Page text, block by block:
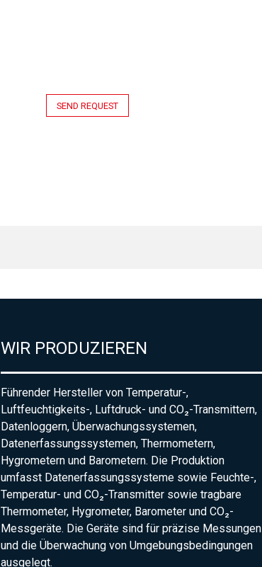
SEND REQUEST
WIR PRODUZIEREN
Führender Hersteller von Temperatur-,
Luftfeuchtigkeits-, Luftdruck- und CO₂-Transmittern,
Datenloggern, Überwachungssystemen,
Datenerfassungssystemen, Thermometern,
Hygrometern und Barometern. Die Produktion
umfasst Datenerfassungssysteme sowie Feuchte-,
Temperatur- und CO₂-Transmitter sowie tragbare
Thermometer, Hygrometer, Barometer und CO₂-
Messgeräte. Die Geräte sind für präzise Messungen
und die Überwachung von Umgebungsbedingungen
ausgelegt.